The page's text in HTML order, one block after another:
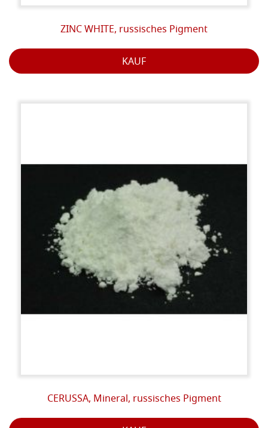
ZINC WHITE, russisches Pigment
KAUF
CERUSSA, Mineral, russisches Pigment